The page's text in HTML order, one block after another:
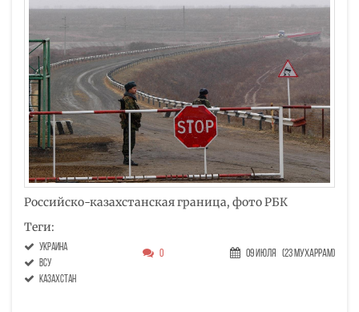
Российско-казахстанская граница, фото РБК
Теги:
украина
ВСУ
Казахстан
0 09 Июля (23 Мухаррам)